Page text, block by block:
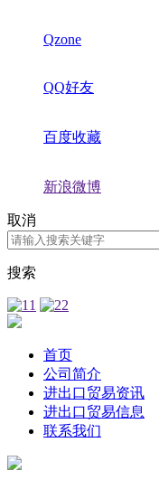
Qzone
QQ好友
百度收藏
新浪微博
取消
搜索
首页
公司简介
进出口贸易资讯
进出口贸易信息
联系我们